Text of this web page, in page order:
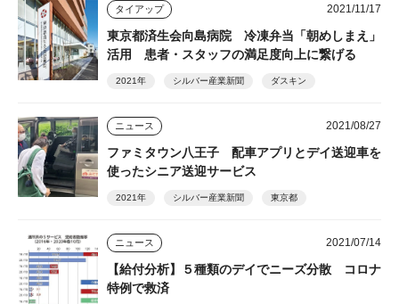
タイアップ 2021/11/17
東京都済生会向島病院 冷凍弁当「朝めしまえ」
活用 患者・スタッフの満足度向上に繋げる
2021年 シルバー産業新聞 ダスキン
ニュース 2021/08/27
ファミタウン八王子 配車アプリとデイ送迎車を
使ったシニア送迎サービス
2021年 シルバー産業新聞 東京都
ニュース 2021/07/14
【給付分析】５種類のデイでニーズ分散 コロナ
特例で救済